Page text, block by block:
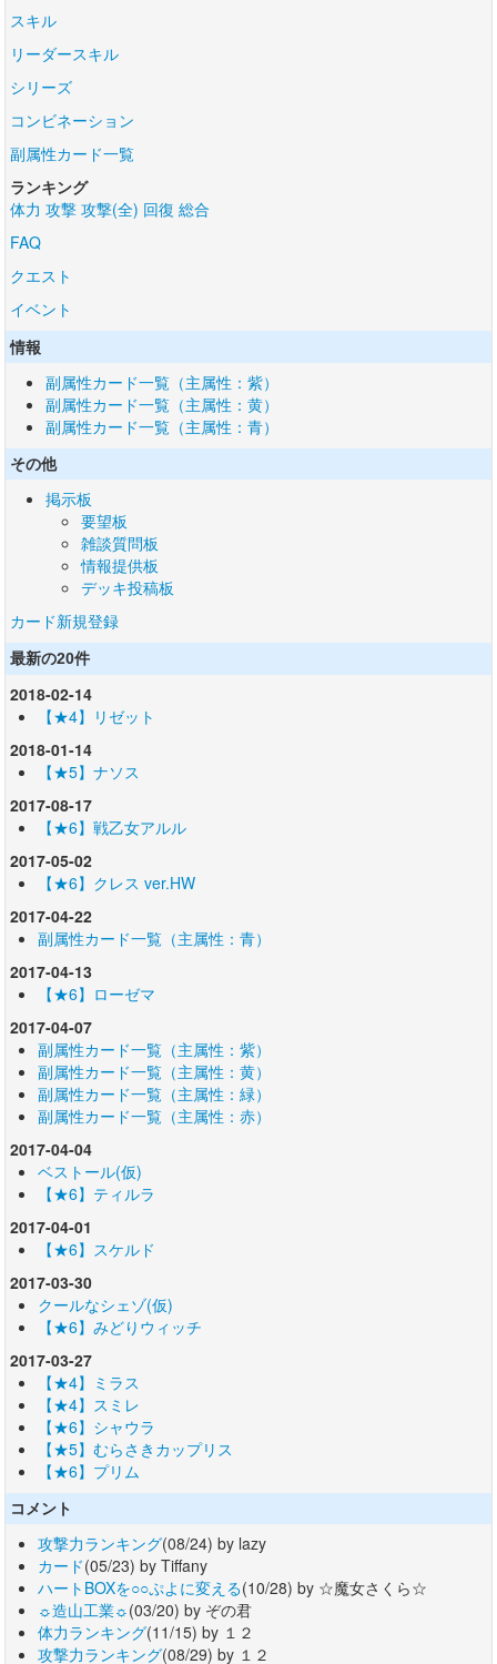
スキル
リーダースキル
シリーズ
コンビネーション
副属性カード一覧
ランキング
体力 攻撃 攻撃(全) 回復 総合
FAQ
クエスト
イベント
情報
副属性カード一覧（主属性：紫）
副属性カード一覧（主属性：黄）
副属性カード一覧（主属性：青）
その他
掲示板
要望板
雑談質問板
情報提供板
デッキ投稿板
カード新規登録
最新の20件
2018-02-14
【★4】リゼット
2018-01-14
【★5】ナソス
2017-08-17
【★6】戦乙女アルル
2017-05-02
【★6】クレス ver.HW
2017-04-22
副属性カード一覧（主属性：青）
2017-04-13
【★6】ローゼマ
2017-04-07
副属性カード一覧（主属性：紫）
副属性カード一覧（主属性：黄）
副属性カード一覧（主属性：緑）
副属性カード一覧（主属性：赤）
2017-04-04
ベストール(仮)
【★6】ティルラ
2017-04-01
【★6】スケルド
2017-03-30
クールなシェゾ(仮)
【★6】みどりウィッチ
2017-03-27
【★4】ミラス
【★4】スミレ
【★6】シャウラ
【★5】むらさきカップリス
【★6】プリム
コメント
攻撃力ランキング(08/24) by lazy
カード(05/23) by Tiffany
ハートBOXを○○ぷよに変える(10/28) by ☆魔女さくら☆
☼造山工業☼(03/20) by ぞの君
体力ランキング(11/15) by １２
攻撃力ランキング(08/29) by １２